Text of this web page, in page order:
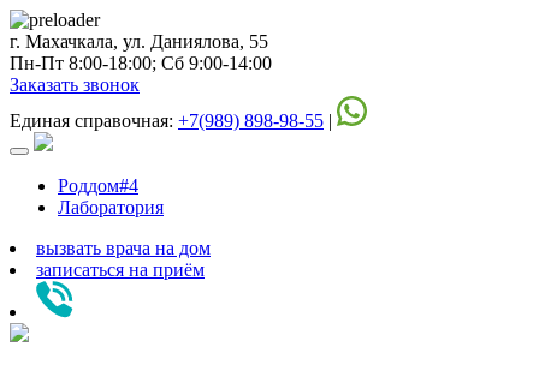
г. Махачкала, ул. Даниялова, 55
Пн-Пт 8:00-18:00; Сб 9:00-14:00
Заказать звонок
Единая справочная: +7(989) 898-98-55 |
Роддом#4
Лаборатория
вызвать врача на дом
записаться на приём